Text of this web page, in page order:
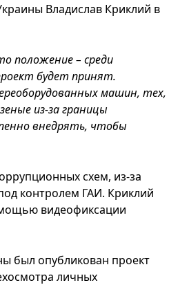
Владислав Криклий в
положение – среди
будет принят.
машин, тех,
из-за границы
внедрять, чтобы
схем, из-за
контролем ГАИ. Криклий
видеофиксации
был опубликован проект
личных